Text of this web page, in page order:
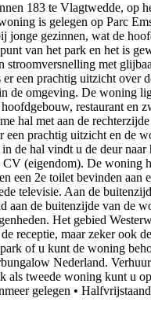
183 te Vlagtwedde, op
is gelegen op Parc
jonge gezinnen, wat de
van het park en het is
met
een prachtig uitzicht
de omgeving. De woning
restaurant en
hal met aan de
een prachtig uitzicht en de
de hal vindt u de deur naar
(eigendom). De woning
een 2e toilet bevinden
televisie. Aan de
de buitenzijde van de
Het gebied
receptie, maar zeker ook
of u kunt de woning
Nederland.
tweede woning kunt u
gelegen •